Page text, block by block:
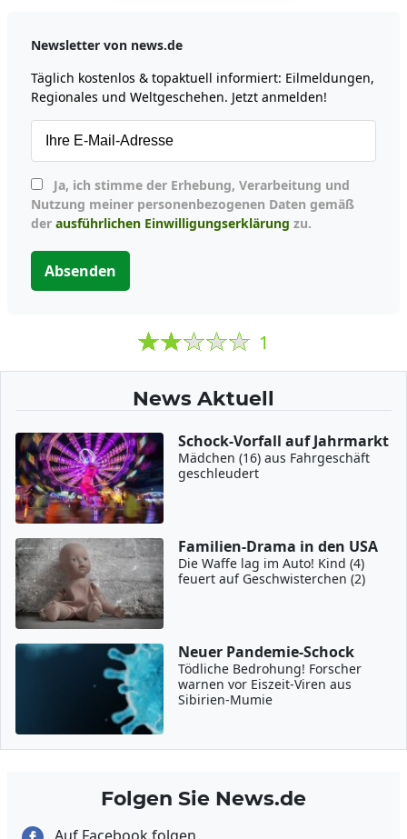
Newsletter von news.de
Täglich kostenlos & topaktuell informiert: Eilmeldungen,
Regionales und Weltgeschehen. Jetzt anmelden!
Nutzung meiner personenbezogenen Daten gemäß
der ausführlichen Einwilligungserklärung zu.
Absenden
1
News Aktuell
Schock-Vorfall auf Jahrmarkt
Mädchen (16) aus Fahrgeschäft
geschleudert
Familien-Drama in den USA
Die Waffe lag im Auto! Kind (4)
feuert auf Geschwisterchen (2)
Neuer Pandemie-Schock
Tödliche Bedrohung! Forscher
warnen vor Eiszeit-Viren aus
Sibirien-Mumie
Folgen Sie News.de